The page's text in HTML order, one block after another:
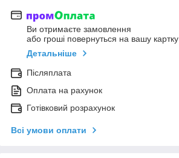
Ви отримаєте замовлення
або гроші повернуться на вашу картку
Детальніше
Післяплата
Оплата на рахунок
Готівковий розрахунок
Всі умови оплати